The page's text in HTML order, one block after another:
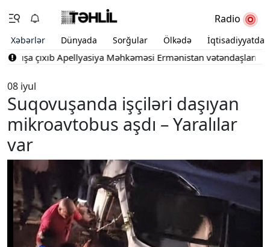
Radio
Xəbərlər Dünyada Sorğular Ölkədə İqtisadiyyatda
çıxıb Apellyasiya Məhkəməsi Ermənistan vətəndaşlarının
08 iyul
Suqovuşanda işçiləri daşıyan
mikroavtobus aşdı – Yaralılar
var